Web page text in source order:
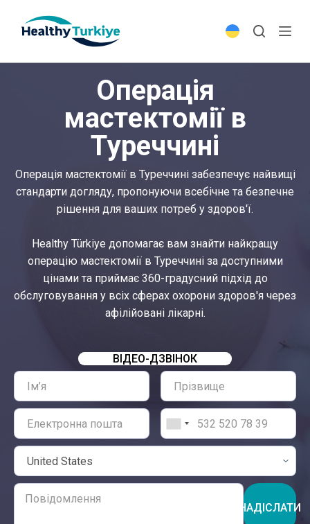
p
t
e
Операція
мастектомії в
Туреччині
Операція мастектомії в Туреччині забезпечує найвищі
стандарти догляду, пропонуючи всебічне та безпечне
рішення для ваших потреб у здоров'ї.
Healthy Türkiye допомагає вам знайти найкращу
операцію мастектомії в Туреччині за доступними
цінами та приймає 360-градусний підхід до
обслуговування у всіх сферах охорони здоров'я через
афілійовані лікарні.
ВІДЕО-ДЗВІНОК
НАДІСЛАТИ